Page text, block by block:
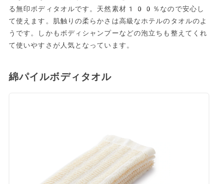
る無印ボディタオルです。天然素材100％なので安心し
て使えます。肌触りの柔らかさは高級なホテルのタオルのよ
うです。しかもボディシャンプーなどの泡立ちも整えてくれ
て使いやすさが人気となっています。
綿パイルボディタオル